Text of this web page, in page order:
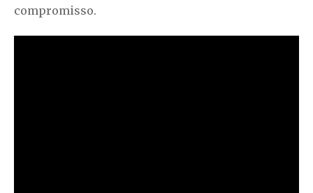
compromisso.